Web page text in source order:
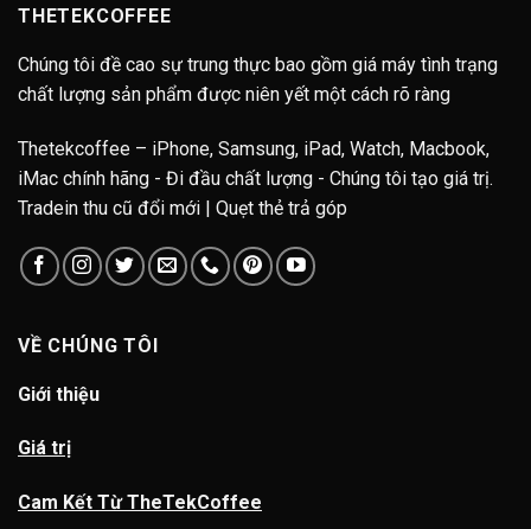
THETEKCOFFEE
Chúng tôi đề cao sự trung thực bao gồm giá máy tình trạng
chất lượng sản phẩm được niên yết một cách rõ ràng
Thetekcoffee – iPhone, Samsung, iPad, Watch, Macbook,
iMac chính hãng - Đi đầu chất lượng - Chúng tôi tạo giá trị.
Tradein thu cũ đổi mới | Quẹt thẻ trả góp
VỀ CHÚNG TÔI
Giới thiệu
Giá trị
Cam Kết Từ TheTekCoffee